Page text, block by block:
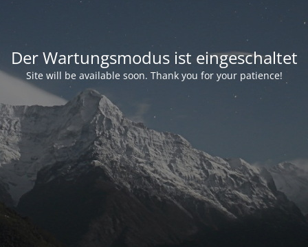
Der Wartungsmodus ist eingeschaltet
Site will be available soon. Thank you for your patience!